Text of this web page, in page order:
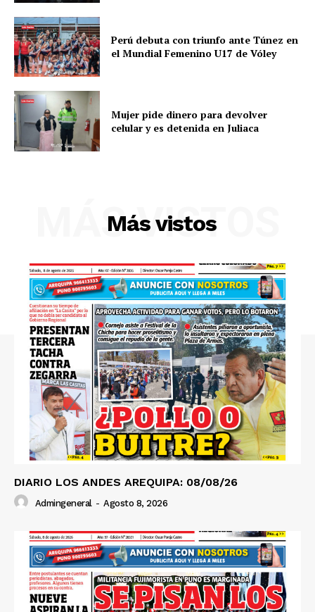
Diario los Andes
Nosotros
Contacto
Perú debuta con triunfo ante Túnez en
el Mundial Femenino U17 de Vóley
Mujer pide dinero para devolver
celular y es detenida en Juliaca
Más vistos
MÁS VISTOS
DIARIO LOS ANDES AREQUIPA: 08/08/26
Admingeneral - Agosto 8, 2026